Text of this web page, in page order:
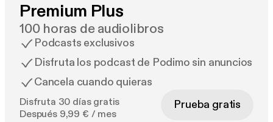
Premium Plus
100 horas de audiolibros
Podcasts exclusivos
Disfruta los podcast de Podimo sin anuncios
Cancela cuando quieras
Disfruta 30 días gratis
Después 9,99 € / mes
Prueba gratis